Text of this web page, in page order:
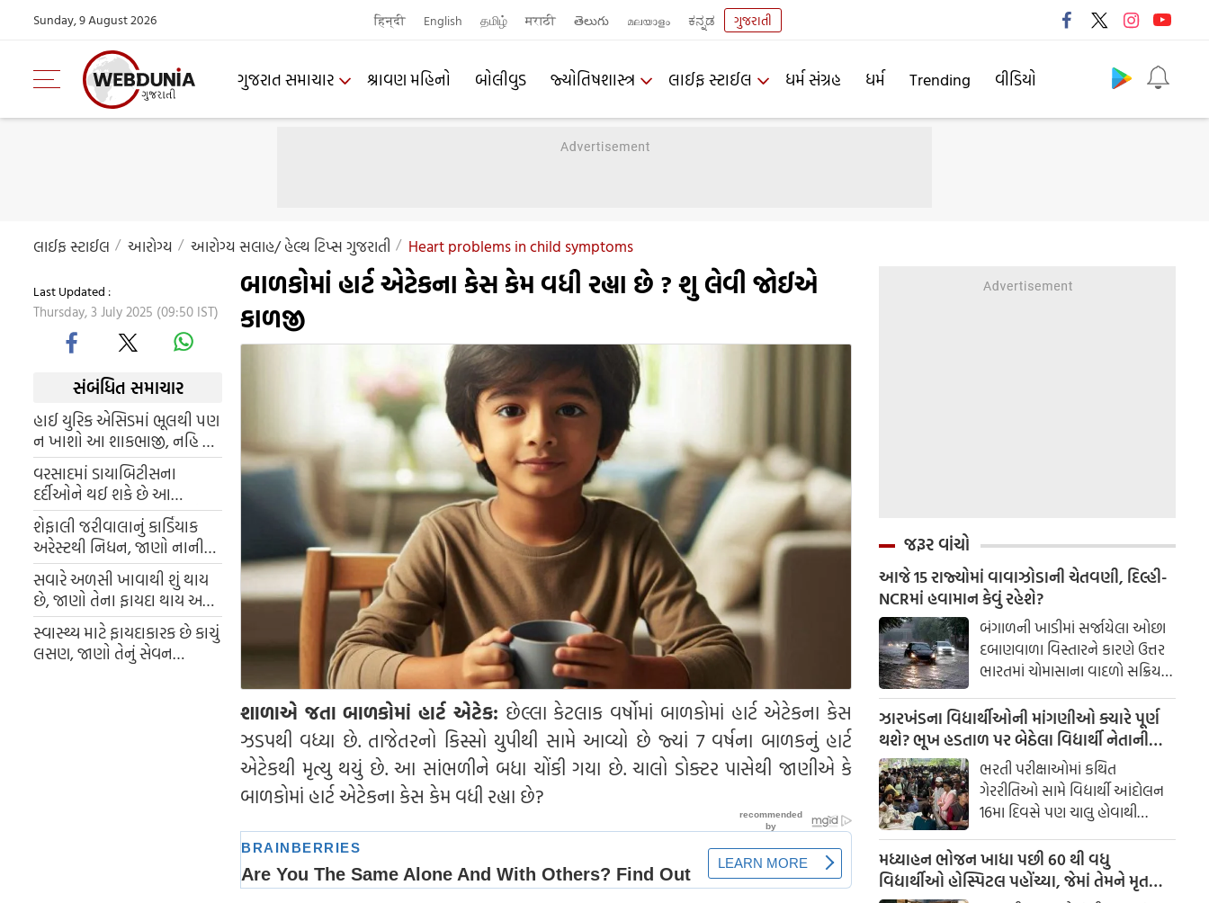
Sunday, 9 August 2026 हिन्दी English தமிழ் मराठी తెలుగు മലയാളം ಕನ್ನಡ ગુજરાતી
ગુજરાત સમાચાર શ્રાવણ મહિનો બોલીવુડ જ્યોતિષશાસ્ત્ર લાઈફ સ્ટાઈલ ધર્મ સંગ્રહ ધર્મ Trending વીડિયો
લાઈફ સ્ટાઈલ આરોગ્ય આરોગ્ય સલાહ/ હેલ્થ ટિપ્સ ગુજરાતી Heart problems in child symptoms
Last Updated :
Thursday, 3 July 2025 (09:50 IST)
સંબંધિત સમાચાર
હાઈ યુરિક એસિડમાં ભૂલથી પણ
ન ખાશો આ શાકભાજી, નહિ તો
સાંઘા થશે ખરાબ, હાડકા પડશે
નબળા
વરસાદમાં ડાયાબિટીસના
દર્દીઓને થઈ શકે છે આ
સમસ્યાઓ, બ્લડ સુગરને કંટ્રોલ
કરવા માટે રાખો આ સાવધાની
શેફાલી જરીવાલાનું કાર્ડિયાક
અરેસ્ટથી નિધન, જાણો નાની
ઉંમરે લોકોને કેમ આવી રહ્યો છે
હાર્ટ એટેક ?
સવારે અળસી ખાવાથી શું થાય
છે, જાણો તેના ફાયદા થાય અને
તેને ખાવાની યોગ્ય રીત
સ્વાસ્થ્ય માટે ફાયદાકારક છે કાચું
લસણ, જાણો તેનું સેવન
બાળકોમાં હાર્ટ એટેકના કેસ કેમ વધી રહ્યા છે ? શુ લેવી જોઈએ
કાળજી
શાળાએ જતા બાળકોમાં હાર્ટ એટેક: છેલ્લા કેટલાક વર્ષોમાં બાળકોમાં હાર્ટ એટેકના કેસ
ઝડપથી વધ્યા છે. તાજેતરનો કિસ્સો યુપીથી સામે આવ્યો છે જ્યાં 7 વર્ષના બાળકનું હાર્ટ
એટેકથી મૃત્યુ થયું છે. આ સાંભળીને બધા ચોંકી ગયા છે. ચાલો ડોક્ટર પાસેથી જાણીએ કે
બાળકોમાં હાર્ટ એટેકના કેસ કેમ વધી રહ્યા છે?
જરૂર વાંચો
આજે 15 રાજ્યોમાં વાવાઝોડાની ચેતવણી, દિલ્હી-
NCRમાં હવામાન કેવું રહેશે?
બંગાળની ખાડીમાં સર્જાયેલા ઓછા
દબાણવાળા વિસ્તારને કારણે ઉત્તર
ભારતમાં ચોમાસાના વાદળો સક્રિય
થયા છે અને અનેક વિસ્તારોમાં ભારે
વરસાદ પડી રહ્યો છે. સક્રિય
ચોમાસાને કારણે દિલ્હીમાં છેલ્લા 3
દિવસથી વરસાદી માહોલ છે.
ભારતીય હવામાન વિભાગ (IMD)એ
આજે, રવિવાર, 9 ઓગસ્ટના રોજ
ઉત્તર-પશ્ચિમ અને મધ્ય ભારતના 15
રાજ્યોમાં વાવાઝોડા અને વીજળી
પડવાની આગાહી કરી છે.
ઝારખંડના વિદ્યાર્થીઓની માંગણીઓ ક્યારે પૂર્ણ
થશે? ભૂખ હડતાળ પર બેઠેલા વિદ્યાર્થી નેતાની
તબિયત બગડી; આજે વાતચીત ફરી શરૂ થશે.
ભરતી પરીક્ષાઓમાં કથિત
ગેરરીતિઓ સામે વિદ્યાર્થી આંદોલન
16મા દિવસે પણ ચાલુ હોવાથી
ઝારખંડ સરકાર રવિવારે ફરી વિરોધ
કરી રહેલા ઉમેદવારો સાથે વાતચીત
કરશે. શુક્રવારે રાત્રે અને સમગ્ર
શનિવારે સરકાર અને વિદ્યાર્થી
મધ્યાહન ભોજન ખાધા પછી 60 થી વધુ
વિદ્યાર્થીઓ હોસ્પિટલ પહોંચ્યા, જેમાં તેમને મૃત